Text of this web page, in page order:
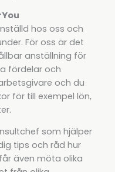
hos oss och
För oss är det
anställning för
fördelar och
och du
för till exempel lön,
som hjälper
tips och råd hur
även möta olika